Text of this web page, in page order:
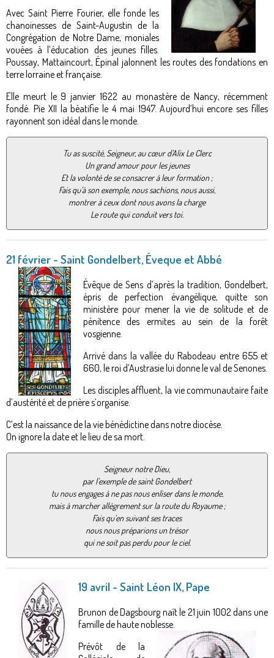
Avec Saint Pierre Fourier, elle fonde les
chanoinesses de Saint-Augustin de la
Congrégation de Notre Dame, moniales
vouées à l’éducation des jeunes filles.
Poussay, Mattaincourt, Épinal jalonnent les routes des fondations en
terre lorraine et française.
Elle meurt le 9 janvier 1622 au monastère de Nancy, récemment
fondé. Pie XII la béatifie le 4 mai 1947. Aujourd’hui encore ses filles
rayonnent son idéal dans le monde.
Tu as suscité, Seigneur, au cœur d’Alix Le Clerc
Un grand amour pour les jeunes
Et la volonté de se consacrer à leur formation ;
Fais qu’à son exemple, nous sachions, nous aussi,
montrer à ceux dont nous avons la charge
Le route qui conduit vers toi.
21 février - Saint Gondelbert, Éveque et Abbé
Évêque de Sens d’après la tradition, Gondelbert,
épris de perfection évangélique, quitte son
ministère pour mener la vie de solitude et de
pénitence des ermites au sein de la forêt
vosgienne.
Arrivé dans la vallée du Rabodeau entre 655 et
660, le roi d’Austrasie lui donne le val de Senones.
Les disciples affluent, la vie communautaire faite
d’austérité et de prière s’organise.
C’est la naissance de la vie bénédictine dans notre diocèse.
On ignore la date et le lieu de sa mort.
Seigneur notre Dieu,
par l’exemple de saint Gondelbert
tu nous engages à ne pas nous enliser dans le monde,
mais à marcher allègrement sur la route du Royaume ;
Fais qu’en suivant ses traces
nous nous préparions un trésor
qui ne soit pas perdu pour le ciel.
19 avril - Saint Léon IX, Pape
Brunon de Dagsbourg naît le 21 juin 1002 dans une
famille de haute noblesse.
Prévôt de la